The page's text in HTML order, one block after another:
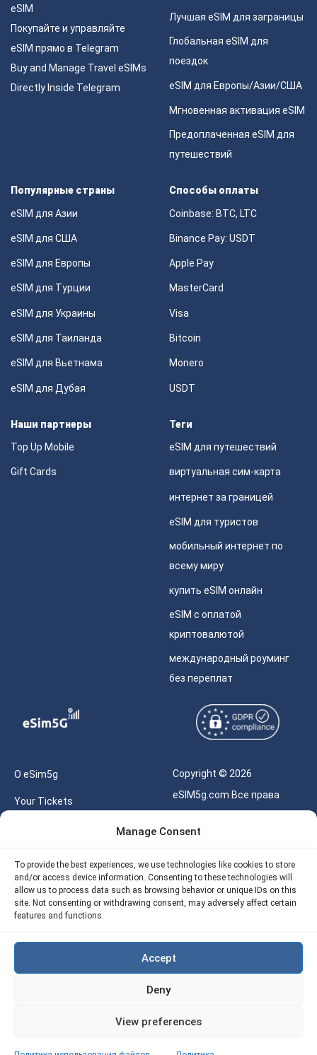
Manage Consent
To provide the best experiences, we use technologies like cookies to store
and/or access device information. Consenting to these technologies will
allow us to process data such as browsing behavior or unique IDs on this
site. Not consenting or withdrawing consent, may adversely affect certain
features and functions.
Accept
Deny
View preferences
eSIM
Покупайте и управляйте
eSIM прямо в Telegram
Buy and Manage Travel eSIMs
Directly Inside Telegram
Лучшая eSIM для заграницы
Глобальная eSIM для
поездок
eSIM для Европы/Азии/США
Мгновенная активация eSIM
Предоплаченная eSIM для
путешествий
Популярные страны
eSIM для Азии
eSIM для США
eSIM для Европы
eSIM для Турции
eSIM для Украины
eSIM для Таиланда
eSIM для Вьетнама
eSIM для Дубая
Способы оплаты
Coinbase: BTC, LTC
Binance Pay: USDT
Apple Pay
MasterCard
Visa
Bitcoin
Monero
USDT
Наши партнеры
Top Up Mobile
Gift Cards
Теги
eSIM для путешествий
виртуальная сим-карта
интернет за границей
eSIM для туристов
мобильный интернет по
всему миру
купить eSIM онлайн
eSIM с оплатой
криптовалютой
международный роуминг
без переплат
О eSim5g
Your Tickets
Калькулятор для eSIM
Политика возврата
eSIM5G
Copyright © 2026
eSIM5g.com Все права
Политика
конфиденциальности
Site Map